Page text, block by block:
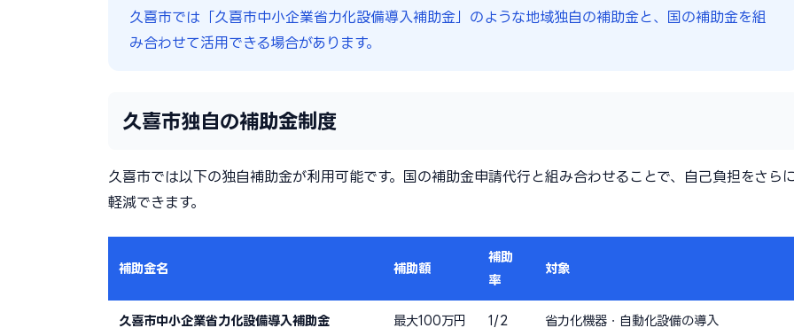
久喜市では「久喜市中小企業省力化設備導入補助金」のような地域独自の補助金と、国の補助金を組
み合わせて活用できる場合があります。
久喜市独自の補助金制度
久喜市では以下の独自補助金が利用可能です。国の補助金申請代行と組み合わせることで、自己負担をさらに
軽減できます。
補助金名 補助額
補助
率
対象
久喜市中小企業省力化設備導入補助金 最大100万円 1/2 省力化機器・自動化設備の導入